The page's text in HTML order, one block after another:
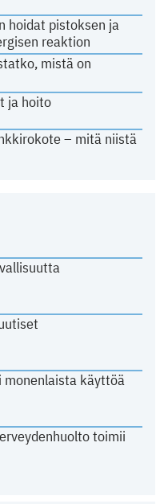
hoidat pistoksen ja
reaktion
mistä on
ja hoito
– mitä niistä
monenlaista käyttöä
toimii